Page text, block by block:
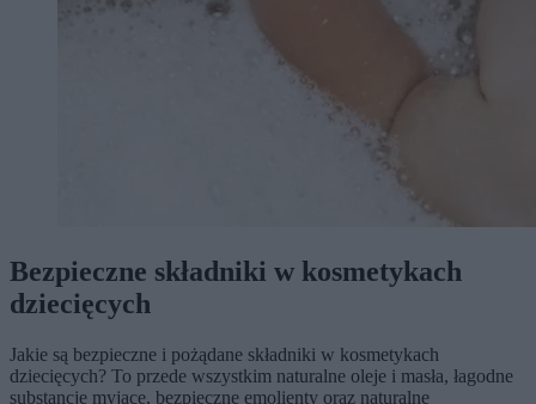
Bezpieczne składniki w kosmetykach
dziecięcych
Jakie są bezpieczne i pożądane składniki w kosmetykach
dziecięcych? To przede wszystkim naturalne oleje i masła, łagodne
substancje myjące, bezpieczne emolienty oraz naturalne